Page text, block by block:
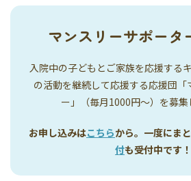
マンスリーサポータ
入院中の子どもとご家族を応援する
の活動を継続して応援する応援団「
ー」（毎月1000円〜）を募集
お申し込みはこちらから。一度にま
付も受付中です！